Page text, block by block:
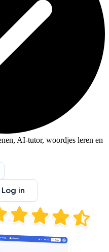
AI-tutor, woordjes leren en
Log in